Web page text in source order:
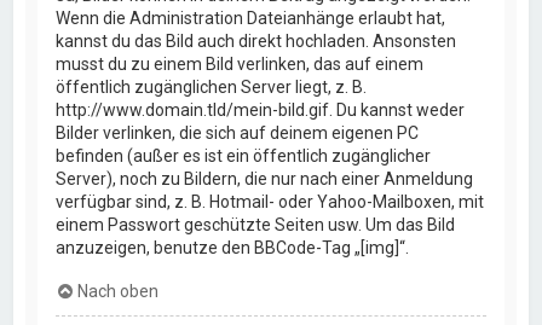
Wenn die Administration Dateianhänge erlaubt hat,
kannst du das Bild auch direkt hochladen. Ansonsten
musst du zu einem Bild verlinken, das auf einem
öffentlich zugänglichen Server liegt, z. B.
http://www.domain.tld/mein-bild.gif. Du kannst weder
Bilder verlinken, die sich auf deinem eigenen PC
befinden (außer es ist ein öffentlich zugänglicher
Server), noch zu Bildern, die nur nach einer Anmeldung
verfügbar sind, z. B. Hotmail- oder Yahoo-Mailboxen, mit
einem Passwort geschützte Seiten usw. Um das Bild
anzuzeigen, benutze den BBCode-Tag „[img]“.
Nach oben